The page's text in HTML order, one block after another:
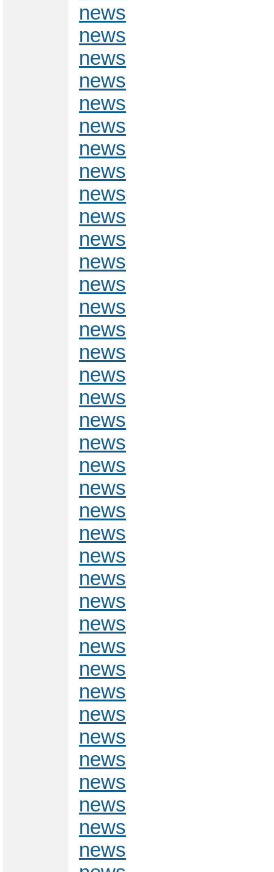
news
news
news
news
news
news
news
news
news
news
news
news
news
news
news
news
news
news
news
news
news
news
news
news
news
news
news
news
news
news
news
news
news
news
news
news
news
news